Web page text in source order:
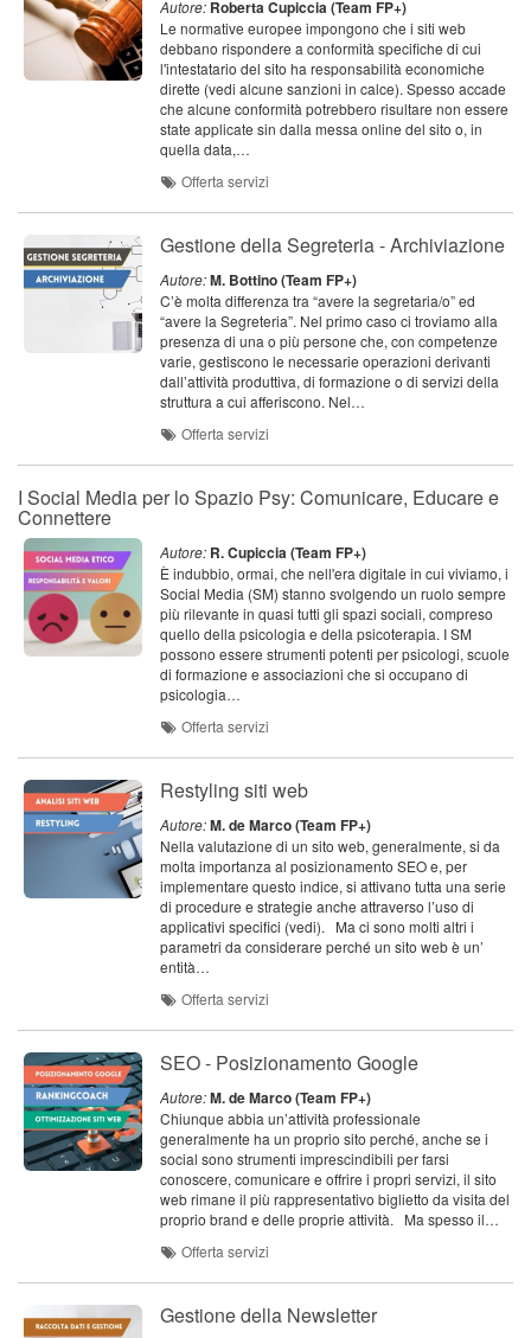
Autore: Roberta Cupiccia (Team FP+)
Le normative europee impongono che i siti web
debbano rispondere a conformità specifiche di cui
l'intestatario del sito ha responsabilità economiche
dirette (vedi alcune sanzioni in calce). Spesso accade
che alcune conformità potrebbero risultare non essere
state applicate sin dalla messa online del sito o, in
quella data,…
Offerta servizi
Gestione della Segreteria - Archiviazione
Autore:M. Bottino (Team FP+)
C’è molta differenza tra “avere la segretaria/o” ed
“avere la Segreteria”. Nel primo caso ci troviamo alla
presenza di una o più persone che, con competenze
varie, gestiscono le necessarie operazioni derivanti
dall’attività produttiva, di formazione o di servizi della
struttura a cui afferiscono. Nel…
Offerta servizi
I Social Media per lo Spazio Psy: Comunicare, Educare e
Connettere
Autore: R. Cupiccia (Team FP+)
È indubbio, ormai, che nell'era digitale in cui viviamo, i
Social Media (SM) stanno svolgendo un ruolo sempre
più rilevante in quasi tutti gli spazi sociali, compreso
quello della psicologia e della psicoterapia. I SM
possono essere strumenti potenti per psicologi, scuole
di formazione e associazioni che si occupano di
psicologia…
Offerta servizi
Restyling siti web
Autore:M. de Marco (Team FP+)
Nella valutazione di un sito web, generalmente, si da
molta importanza al posizionamento SEO e, per
implementare questo indice, si attivano tutta una serie
di procedure e strategie anche attraverso l’uso di
applicativi specifici (vedi). Ma ci sono molti altri i
parametri da considerare perché un sito web è un’
entità…
Offerta servizi
SEO - Posizionamento Google
Autore:M. de Marco (Team FP+)
Chiunque abbia un’attività professionale
generalmente ha un proprio sito perché, anche se i
social sono strumenti imprescindibili per farsi
conoscere, comunicare e offrire i propri servizi, il sito
web rimane il più rappresentativo biglietto da visita del
proprio brand e delle proprie attività. Ma spesso il…
Offerta servizi
Gestione della Newsletter